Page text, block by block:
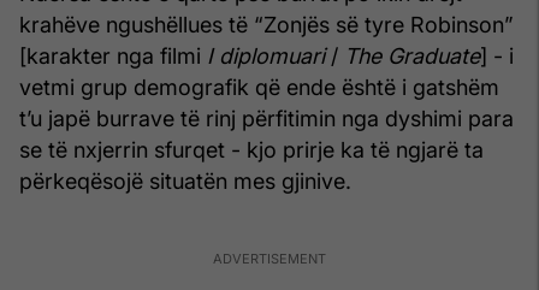
krahëve ngushëllues të “Zonjës së tyre Robinson”
[karakter nga filmi I diplomuari/ The Graduate] - i
vetmi grup demografik që ende është i gatshëm
t’u japë burrave të rinj përfitimin nga dyshimi para
se të nxjerrin sfurqet - kjo prirje ka të ngjarë ta
përkeqësojë situatën mes gjinive.